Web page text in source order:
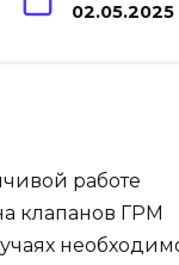
02.05.2025
работе
клапанов ГРМ